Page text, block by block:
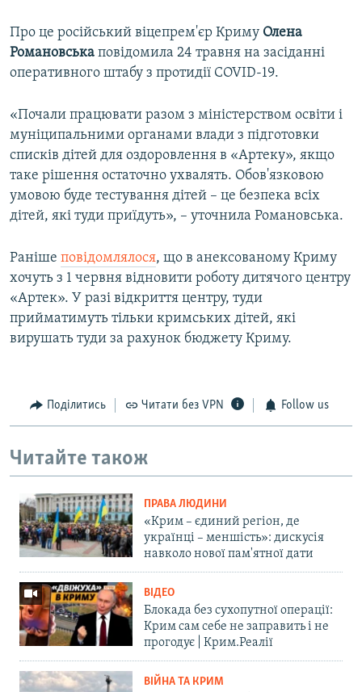
Про це російський віцепрем'єр Криму Олена
Романовська повідомила 24 травня на засіданні
оперативного штабу з протидії COVID-19.
«Почали працювати разом з міністерством освіти і
муніципальними органами влади з підготовки
списків дітей для оздоровлення в «Артеку», якщо
таке рішення остаточно ухвалять. Обов'язковою
умовою буде тестування дітей – це безпека всіх
дітей, які туди приїдуть», – уточнила Романовська.
Раніше повідомлялося, що в анексованому Криму
хочуть з 1 червня відновити роботу дитячого центру
«Артек». У разі відкриття центру, туди
прийматимуть тільки кримських дітей, які
вирушать туди за рахунок бюджету Криму.
Поділитись Читати без VPN Follow us
Читайте також
ПРАВА ЛЮДИНИ
«Крим – єдиний регіон, де
українці – меншість»: дискусія
навколо нової пам'ятної дати
ВІДЕО
Блокада без сухопутної операції:
Крим сам себе не заправить і не
прогодує | Крим.Реалії
ВІЙНА ТА КРИМ